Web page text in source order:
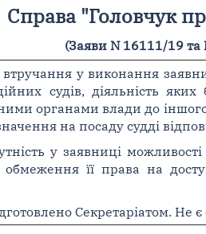
Справа "Головчук
(Заяви N 16111/19 та
у виконання
судів, діяльність
органами влади до іншого
на посаду судді
у заявниці
її права на
Секретаріатом. Не